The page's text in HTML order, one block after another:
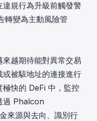
規行為升級前觸發警
轉變為主動風險管
越期待能對異常交易
被駭地址的連接進行
快的 DeFi 中，監控
過 Phalcon
來源與去向、識別行